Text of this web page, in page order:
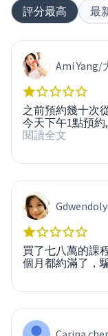
評分最高 最
Ami Yang/
之前預約幾十次
今天下午1點預
閱讀全文
買了七八萬的課
個月都約滿了，